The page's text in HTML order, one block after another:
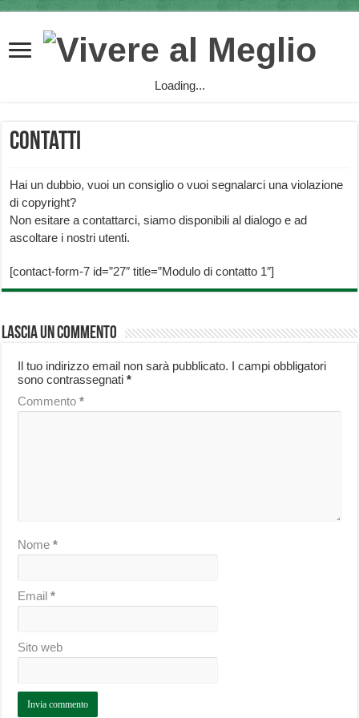
Loading...
Contatti
Hai un dubbio, vuoi un consiglio o vuoi segnalarci una violazione
di copyright?
Non esitare a contattarci, siamo disponibili al dialogo e ad
ascoltare i nostri utenti.
[contact-form-7 id=”27″ title=”Modulo di contatto 1″]
Lascia un commento
Il tuo indirizzo email non sarà pubblicato. I campi obbligatori
sono contrassegnati*
Commento*
Nome*
Email*
Sito web